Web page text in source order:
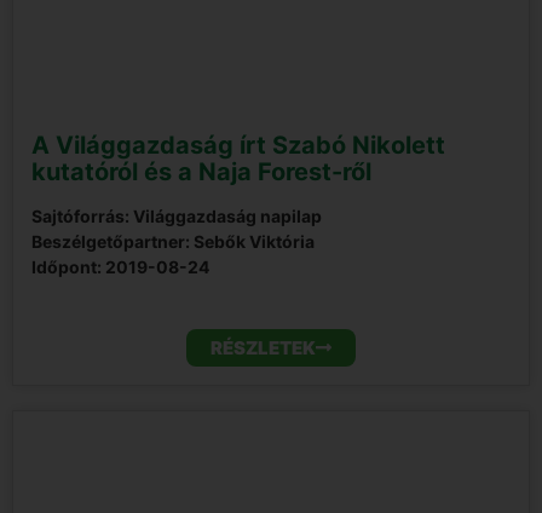
A Világgazdaság írt Szabó Nikolett
kutatóról és a Naja Forest-ről
Sajtóforrás: Világgazdaság napilap
Beszélgetőpartner: Sebők Viktória
Időpont: 2019-08-24
RÉSZLETEK